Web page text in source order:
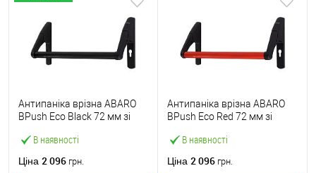
В наявності
Антипаніка врізна ABARO
BPush Eco Black 72 мм зі
Ціна 2 096 грн.
В наявності
Антипаніка врізна ABARO
BPush Eco Red 72 мм зі
Ціна 2 096 грн.